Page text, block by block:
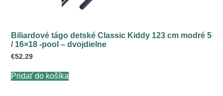
Biliardové tágo detské Classic Kiddy 123 cm modré 5
/ 16×18 -pool – dvojdielne
€52.29
Pridať do košíka